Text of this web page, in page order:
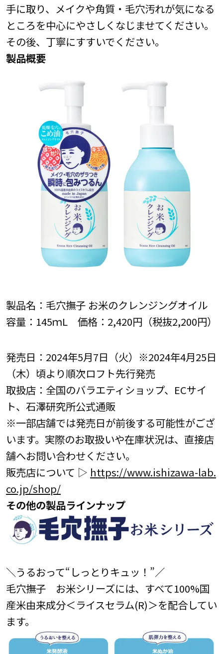
手に取り、メイクや角質・毛穴汚れが気になる
ところを中心にやさしくなじませてください。
その後、丁寧にすすいでください。
製品概要
製品名：毛穴撫子 お米のクレンジングオイル
容量：145ｍL 価格：2,420円（税抜2,200円）
発売日：2024年5月7日（火）※2024年4月25日
（木）頃より順次ロフト先行発売
取扱店：全国のバラエティショップ、ECサイ
ト、石澤研究所公式通販
※一部店舗では発売日が前後する可能性がござ
います。実際のお取扱いや在庫状況は、直接店
舗へお問い合わせください。
販売店について ▷ https://www.ishizawa-lab.
co.jp/shop/
その他の製品ラインナップ
＼うるおって“しっとりキュッ！”／
毛穴撫子 お米シリーズには、すべて100%国
産米由来成分＜ライスセラム(R)＞を配合してい
ます。